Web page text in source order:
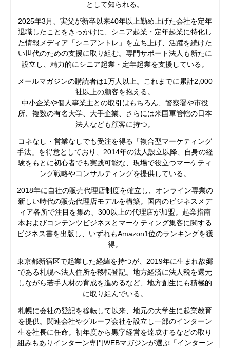
として知られる。
2025年3月、実父が新卒以来40年以上勤め上げた会社を定年
退職したことをきっかけに、シニア起業・定年起業に特化し
た情報メディア「シニアントレ」を立ち上げ、活躍を続けた
い世代のための支援に取り組む。専門サポート法人も新たに
設立し、精力的にシニア起業・定年起業を支援している。
メールマガジンの購読者は1万人以上。これまでに累計2,000
社以上の顧客を抱える。
中小企業や個人事業主との取引はもちろん、警察署や市役
所、複数の有名大学、大手企業、さらには米国軍管轄の日本
法人なども顧客に持つ。
コネなし・営業なしでも受注を得る「複合型マーケティング
手法」を得意としており、2014年の法人設立以降、自身の経
験をもとに初心者でも実践可能な、現場で役立つマーケティ
ング戦略やコンサルティングを提供している。
2018年に自社の販売代理店制度を確立し、オンライン専業の
新しい時代の販売代理店モデルを構築。国内のビジネスメデ
ィア各所で注目を集め、300以上の代理店が加盟。起業指南
本およびコンテンツビジネスとマーケティング集客に関する
ビジネス書を出版し、いずれもAmazon1位のランキングを獲
得。
東京都新宿区で起業した経緯を持つが、2019年に生まれ故郷
である札幌へ法人住所を移転登記。地方経済に法人税を還元
しながら若手人材の育成を進めるなど、地方創生にも積極的
に取り組んでいる。
札幌に会社の登記を移転して以来、地元の大学生に起業教育
を提供。関連会社やグループ会社を設立し一部のインターン
生を社長に任命。初年度から黒字経営を達成するなどの取り
組みもありインターン専門WEBマガジンが選ぶ「インターン